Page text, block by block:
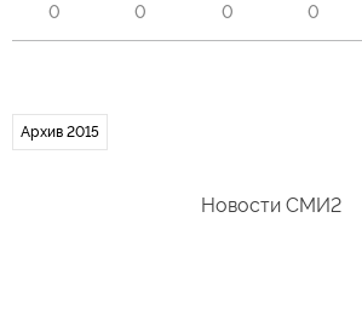
0 0 0 0
Архив 2015
Новости СМИ2